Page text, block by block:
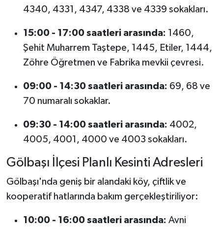
4340, 4331, 4347, 4338 ve 4339 sokakları.
15:00 - 17:00 saatleri arasında: 1460,
Şehit Muharrem Taştepe, 1445, Etiler, 1444,
Zöhre Öğretmen ve Fabrika mevkii çevresi.
09:00 - 14:30 saatleri arasında: 69, 68 ve
70 numaralı sokaklar.
09:30 - 14:00 saatleri arasında: 4002,
4005, 4001, 4000 ve 4003 sokakları.
Gölbaşı İlçesi Planlı Kesinti Adresleri
Gölbaşı'nda geniş bir alandaki köy, çiftlik ve
kooperatif hatlarında bakım gerçekleştiriliyor:
10:00 - 16:00 saatleri arasında: Avni